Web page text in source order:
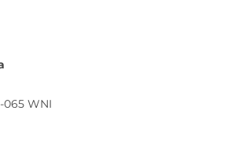
065 WNI